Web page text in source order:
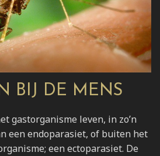
BIJ DE MENS
gastorganisme leven, in zo’n
een endoparasiet, of buiten het
een ectoparasiet. De